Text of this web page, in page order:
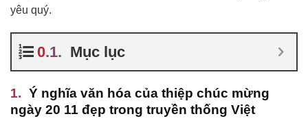
yêu quý.
Mục lục
Ý nghĩa văn hóa của thiệp chúc mừng
ngày 20 11 đẹp trong truyền thống Việt